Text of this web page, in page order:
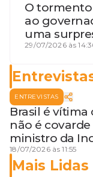
O tormento
ao
uma
terceira
29/07/2026 às
ENTREVISTAS
Brasil é
não é
ministro da
18/07/2026 às 11:55
Mais Lidas